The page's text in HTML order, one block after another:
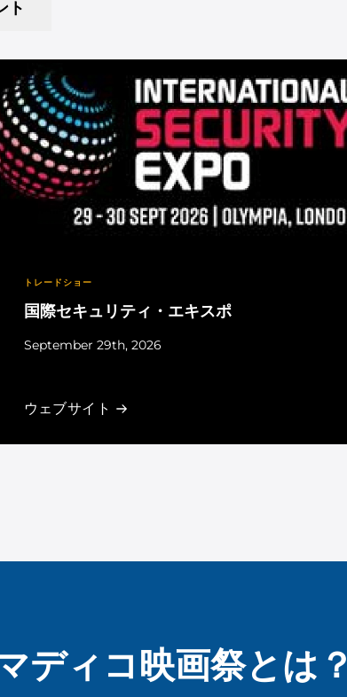
ベント
トレードショー
国際セキュリティ・エキスポ
September 29th, 2026
ウェブサイト
ディコ映画祭とは？